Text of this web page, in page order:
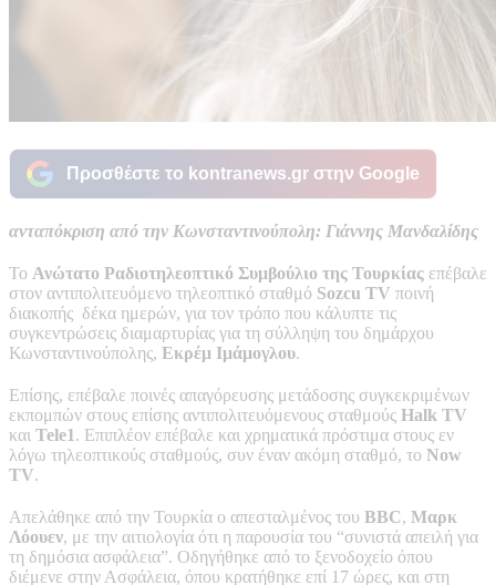
Προσθέστε το kontranews.gr στην Google
ανταπόκριση από την Κωνσταντινούπολη: Γιάννης Μανδαλίδης
Το Ανώτατο Ραδιοτηλεοπτικό Συμβούλιο της Τουρκίας επέβαλε
στον αντιπολιτευόμενο τηλεοπτικό σταθμό Sozcu TV ποινή
διακοπής δέκα ημερών, για τον τρόπο που κάλυπτε τις
συγκεντρώσεις διαμαρτυρίας για τη σύλληψη του δημάρχου
Κωνσταντινούπολης, Εκρέμ Ιμάμογλου.
Επίσης, επέβαλε ποινές απαγόρευσης μετάδοσης συγκεκριμένων
εκπομπών στους επίσης αντιπολιτευόμενους σταθμούς Halk TV
και Tele1 . Επιπλέον επέβαλε και χρηματικά πρόστιμα στους εν
λόγω τηλεοπτικούς σταθμούς, συν έναν ακόμη σταθμό, το Now
TV.
Απελάθηκε από την Τουρκία ο απεσταλμένος του BBC, Μαρκ
Λόουεν, με την αιτιολογία ότι η παρουσία του “συνιστά απειλή για
τη δημόσια ασφάλεια”. Οδηγήθηκε από το ξενοδοχείο όπου
διέμενε στην Ασφάλεια, όπου κρατήθηκε επί 17 ώρες, και στη